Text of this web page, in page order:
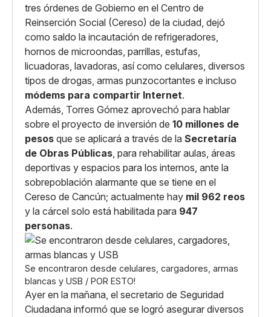
tres órdenes de Gobierno en el Centro de
Reinserción Social (Cereso) de la ciudad, dejó
como saldo la incautación de refrigeradores,
hornos de microondas, parrillas, estufas,
licuadoras, lavadoras, así como celulares, diversos
tipos de drogas, armas punzocortantes e incluso
módems para compartir Internet.
Además, Torres Gómez aprovechó para hablar
sobre el proyecto de inversión de 10 millones de
pesos que se aplicará a través de la Secretaría
de Obras Públicas, para rehabilitar aulas, áreas
deportivas y espacios para los internos, ante la
sobrepoblación alarmante que se tiene en el
Cereso de Cancún; actualmente hay mil 962 reos
y la cárcel solo está habilitada para 947
personas.
Se encontraron desde celulares, cargadores, armas
blancas y USB / POR ESTO!
Ayer en la mañana, el secretario de Seguridad
Ciudadana informó que se logró asegurar diversos